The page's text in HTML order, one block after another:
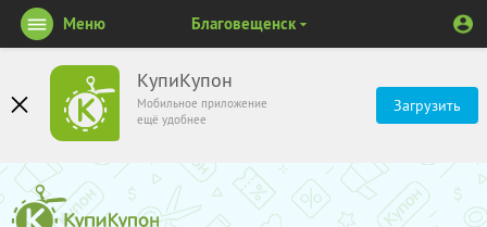
КупиКупон
Мобильное приложение
ещё удобнее
Загрузить
Меню Благовещенск